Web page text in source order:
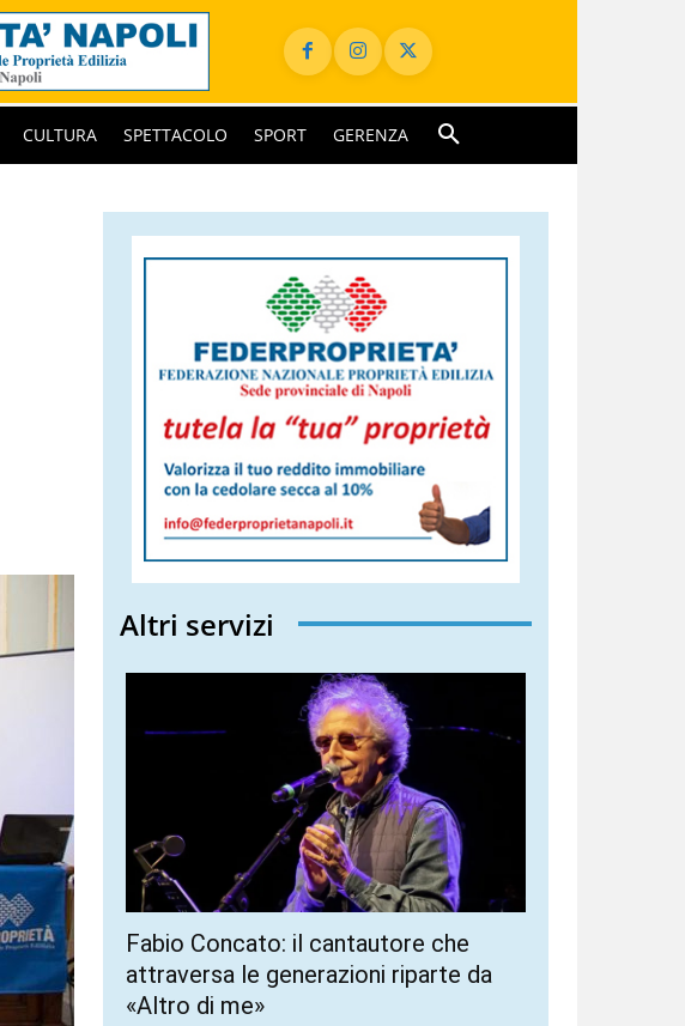
CULTURA SPETTACOLO SPORT GERENZA
Altri servizi
Fabio Concato: il cantautore che
attraversa le generazioni riparte da
«Altro di me»